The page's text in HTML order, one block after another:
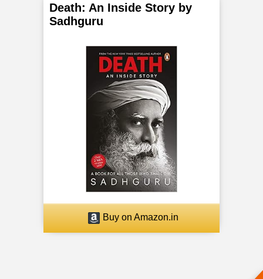
Death: An Inside Story by
Sadhguru
Buy on Amazon.in